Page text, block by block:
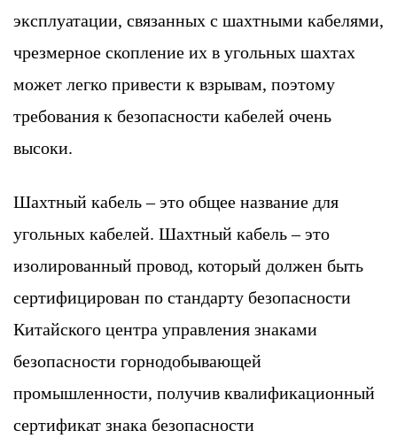
эксплуатации, связанных с шахтными кабелями,
чрезмерное скопление их в угольных шахтах
может легко привести к взрывам, поэтому
требования к безопасности кабелей очень
высоки.
Шахтный кабель – это общее название для
угольных кабелей. Шахтный кабель – это
изолированный провод, который должен быть
сертифицирован по стандарту безопасности
Китайского центра управления знаками
безопасности горнодобывающей
промышленности, получив квалификационный
сертификат знака безопасности